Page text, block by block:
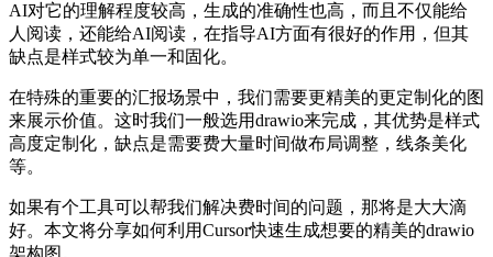
AI对它的理解程度较高，生成的准确性也高，而且不仅能给
人阅读，还能给AI阅读，在指导AI方面有很好的作用，但其
缺点是样式较为单一和固化。
在特殊的重要的汇报场景中，我们需要更精美的更定制化的图
来展示价值。这时我们一般选用drawio来完成，其优势是样式
高度定制化，缺点是需要费大量时间做布局调整，线条美化
等。
如果有个工具可以帮我们解决费时间的问题，那将是大大滴
好。本文将分享如何利用Cursor快速生成想要的精美的drawio
架构图。